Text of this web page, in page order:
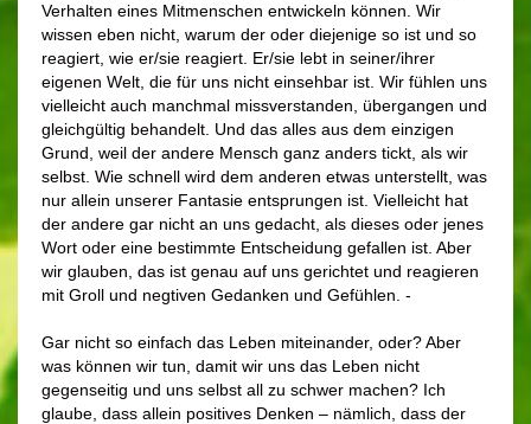
Verhalten eines Mitmenschen entwickeln können. Wir
wissen eben nicht, warum der oder diejenige so ist und so
reagiert, wie er/sie reagiert. Er/sie lebt in seiner/ihrer
eigenen Welt, die für uns nicht einsehbar ist. Wir fühlen uns
vielleicht auch manchmal missverstanden, übergangen und
gleichgültig behandelt. Und das alles aus dem einzigen
Grund, weil der andere Mensch ganz anders tickt, als wir
selbst. Wie schnell wird dem anderen etwas unterstellt, was
nur allein unserer Fantasie entsprungen ist. Vielleicht hat
der andere gar nicht an uns gedacht, als dieses oder jenes
Wort oder eine bestimmte Entscheidung gefallen ist. Aber
wir glauben, das ist genau auf uns gerichtet und reagieren
mit Groll und negtiven Gedanken und Gefühlen. -
Gar nicht so einfach das Leben miteinander, oder? Aber
was können wir tun, damit wir uns das Leben nicht
gegenseitig und uns selbst all zu schwer machen? Ich
glaube, dass allein positives Denken – nämlich, dass der